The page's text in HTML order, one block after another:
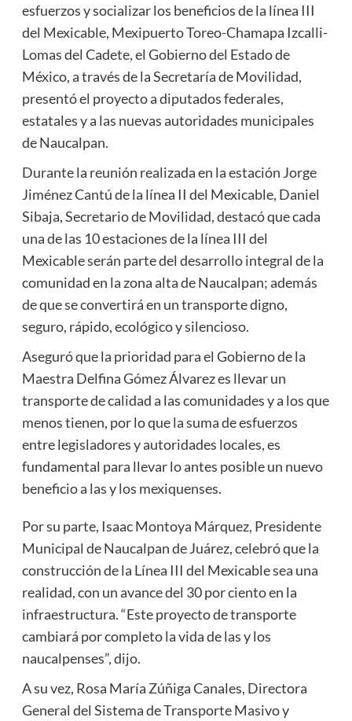
esfuerzos y socializar los beneficios de la línea III
del Mexicable, Mexipuerto Toreo-Chamapa Izcalli-
Lomas del Cadete, el Gobierno del Estado de
México, a través de la Secretaría de Movilidad,
presentó el proyecto a diputados federales,
estatales y a las nuevas autoridades municipales
de Naucalpan.
Durante la reunión realizada en la estación Jorge
Jiménez Cantú de la línea II del Mexicable, Daniel
Sibaja, Secretario de Movilidad, destacó que cada
una de las 10 estaciones de la línea III del
Mexicable serán parte del desarrollo integral de la
comunidad en la zona alta de Naucalpan; además
de que se convertirá en un transporte digno,
seguro, rápido, ecológico y silencioso.
Aseguró que la prioridad para el Gobierno de la
Maestra Delfina Gómez Álvarez es llevar un
transporte de calidad a las comunidades y a los que
menos tienen, por lo que la suma de esfuerzos
entre legisladores y autoridades locales, es
fundamental para llevar lo antes posible un nuevo
beneficio a las y los mexiquenses.
Por su parte, Isaac Montoya Márquez, Presidente
Municipal de Naucalpan de Juárez, celebró que la
construcción de la Línea III del Mexicable sea una
realidad, con un avance del 30 por ciento en la
infraestructura. “Este proyecto de transporte
cambiará por completo la vida de las y los
naucalpenses”, dijo.
A su vez, Rosa María Zúñiga Canales, Directora
General del Sistema de Transporte Masivo y